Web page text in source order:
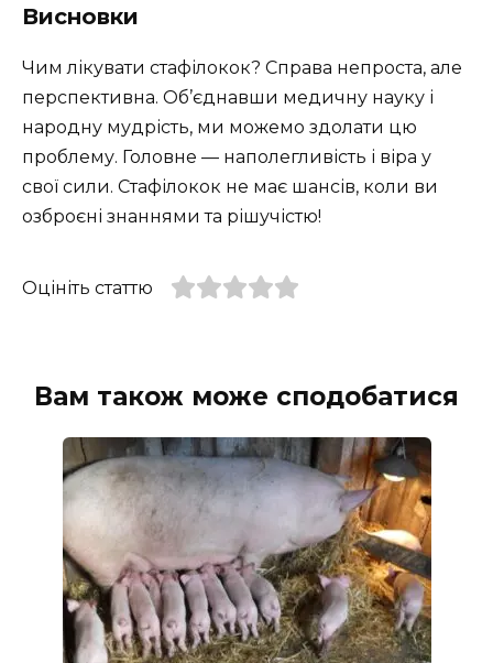
Висновки
Чим лікувати стафілокок? Справа непроста, але
перспективна. Об’єднавши медичну науку і
народну мудрість, ми можемо здолати цю
проблему. Головне — наполегливість і віра у
свої сили. Стафілокок не має шансів, коли ви
озброєні знаннями та рішучістю!
Оцініть статтю
Вам також може сподобатися